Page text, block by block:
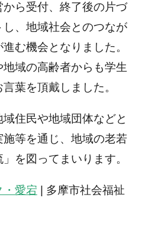
ら受付、終了後の片づ
、地域社会とのつなが
む機会となりました。
域の高齢者からも学生
葉を頂戴しました。
住民や地域団体などと
等を通じ、地域の老若
を図ってまいります。
・愛宕 | 多摩市社会福祉